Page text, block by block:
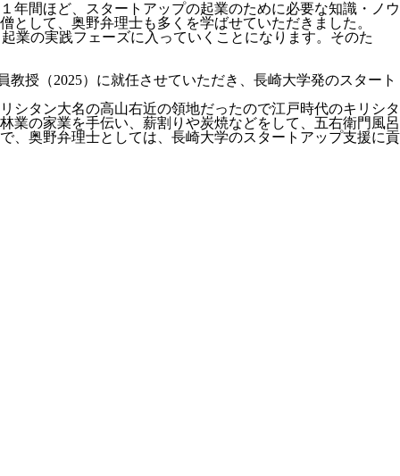
年間ほど、スタートアップの起業のために必要な知識・ノウ
して、奥野弁理士も多くを学ばせていただきました。
業の実践フェーズに入っていくことになります。そのた
授（2025）に就任させていただき、長崎大学発のスタート
シタン大名の高山右近の領地だったので江戸時代のキリシタ
業の家業を手伝い、薪割りや炭焼などをして、五右衛門風呂
、奥野弁理士としては、長崎大学のスタートアップ支援に貢